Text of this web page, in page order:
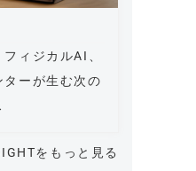
ィジカルAI、
ーが生む次の
をもっと見る